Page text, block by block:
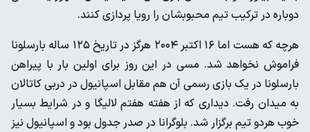
دوباره در ترکیب تیم محبوبشان را رویا پردازی کنند.
هرچه که هست اما ۱۶ اکتبر ۲۰۰۴ هرگز در تاریخ ۱۲۵ ساله بارسلونا
فراموش نخواهد شد. مسی در این روز برای اولین بار با پیراهن
بارسلونا در یک بازی رسمی آن هم مقابل اسپانیول در دربی کاتالان
به میدان رفت. دیداری که از هفته هفتم لالیگا و در شرایط بسیار
خوب هردو تیم برگزار شد‌. بلوگرانا در صدر جدول بود و اسپانیول نیز